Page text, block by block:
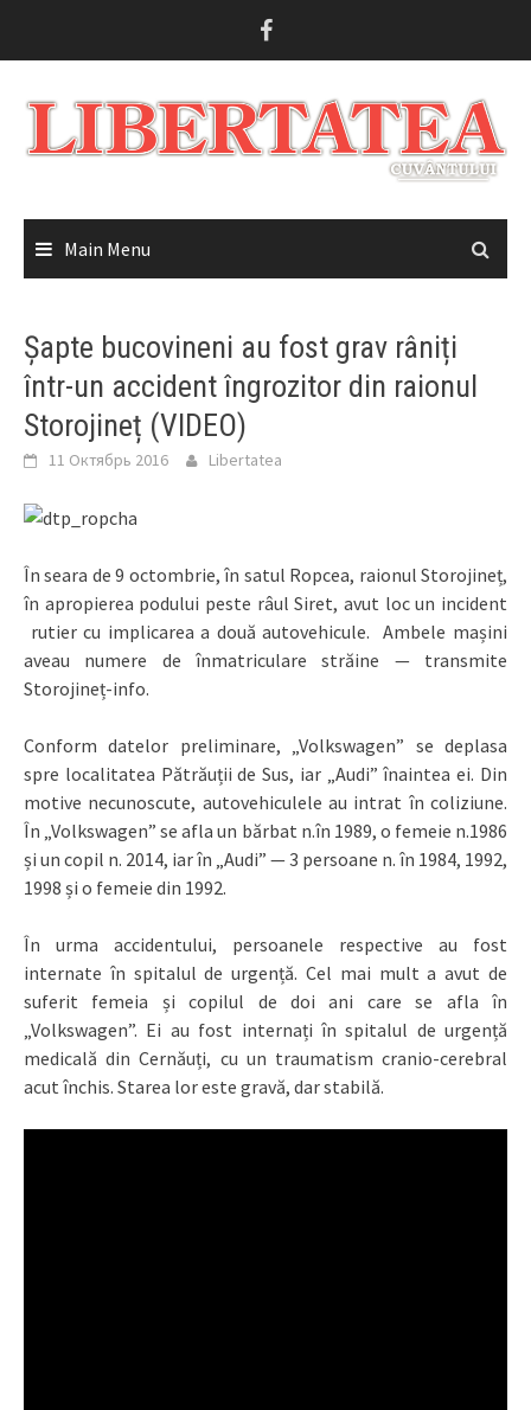
Main Menu
Șapte bucovineni au fost grav râniți
într-un accident îngrozitor din raionul
Storojineț (VIDEO)
11 Октябрь 2016 Libertatea
În seara de 9 octombrie, în satul Ropcea, raionul Storojineț,
în apropierea podului peste râul Siret, avut loc un incident
rutier cu implicarea a două autovehicule. Ambele mașini
aveau numere de înmatriculare străine — transmite
Storojineț-info.
Conform datelor preliminare, „Volkswagen” se deplasa
spre localitatea Pătrăuții de Sus, iar „Audi” înaintea ei. Din
motive necunoscute, autovehiculele au intrat în coliziune.
În „Volkswagen” se afla un bărbat n.în 1989, o femeie n.1986
și un copil n. 2014, iar în „Audi” — 3 persoane n. în 1984, 1992,
1998 și o femeie din 1992.
În urma accidentului, persoanele respective au fost
internate în spitalul de urgență. Cel mai mult a avut de
suferit femeia și copilul de doi ani care se afla în
„Volkswagen”. Ei au fost internați în spitalul de urgență
medicală din Cernăuți, cu un traumatism cranio-cerebral
acut închis. Starea lor este gravă, dar stabilă.